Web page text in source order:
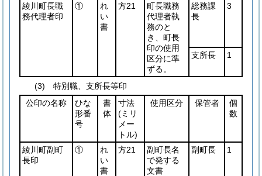
綾川町長職
務代理者印
①
れ
い
書
方21
町長職務
代理者執
務のと
き、町長
印の使用
区分に準
ずる。
総務課
長
3
支所長 1
(3) 特別職、支所長等印
公印の名称
ひな
形番
号
書
体
寸法
(ミリ
メー
トル)
使用区分 保管者
個
数
綾川町副町
長印
①
れ
い
書
方21
副町長名
で発する
文書
副町長 1